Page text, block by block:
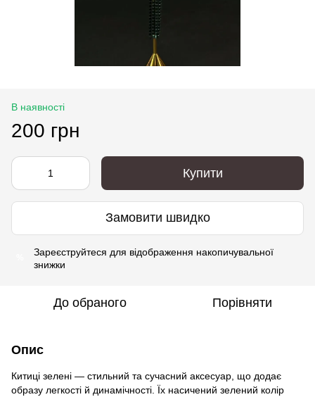
В наявності
200 грн
Купити
Замовити швидко
Зареєструйтеся для відображення накопичувальної
знижки
До обраного Порівняти
Опис
Китиці зелені — стильний та сучасний аксесуар, що додає
образу легкості й динамічності. Їх насичений зелений колір